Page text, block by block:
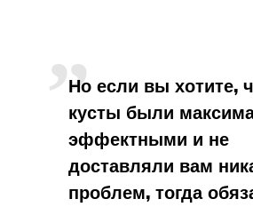
Но если вы хотите,
кусты были
эффектными и не
доставляли вам
проблем, тогда